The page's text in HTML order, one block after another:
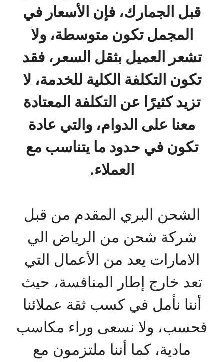
قبل الجمارك، فإن الأسعار في
المجمل تكون متوسطة، ولا
تشعر العميل بثقل السعر، فقد
تكون التكلفة الكلية للخدمة، لا
تزيد كثيرًا عن التكلفة المعتادة
معنا على الدوام، والتي عادة
تكون في حدود ما يتناسب مع
العملاء.
الشحن البري المقدم من قبل
شركة شحن من الرياض الي
الامارات يعد من الأعمال التي
تعد خارج إطار المنافسة، حيث
أننا نأمل في كسب ثقة عملائنا
فحسب، ولا نسعى وراء مكاسب
مادية، كما أننا ملتزمون مع